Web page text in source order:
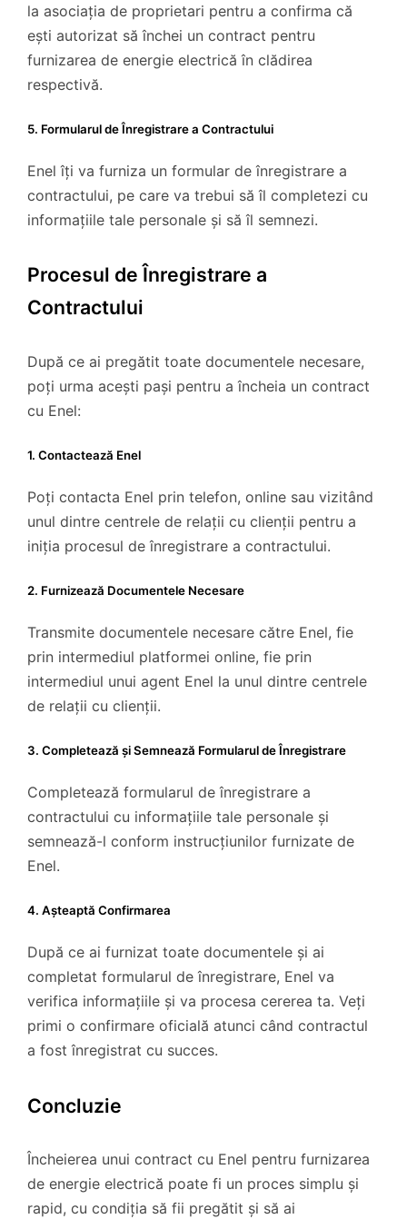
la asociația de proprietari pentru a confirma că
ești autorizat să închei un contract pentru
furnizarea de energie electrică în clădirea
respectivă.
5. Formularul de Înregistrare a Contractului
Enel îți va furniza un formular de înregistrare a
contractului, pe care va trebui să îl completezi cu
informațiile tale personale și să îl semnezi.
Procesul de Înregistrare a
Contractului
După ce ai pregătit toate documentele necesare,
poți urma acești pași pentru a încheia un contract
cu Enel:
1. Contactează Enel
Poți contacta Enel prin telefon, online sau vizitând
unul dintre centrele de relații cu clienții pentru a
iniția procesul de înregistrare a contractului.
2. Furnizează Documentele Necesare
Transmite documentele necesare către Enel, fie
prin intermediul platformei online, fie prin
intermediul unui agent Enel la unul dintre centrele
de relații cu clienții.
3. Completează și Semnează Formularul de Înregistrare
Completează formularul de înregistrare a
contractului cu informațiile tale personale și
semnează-l conform instrucțiunilor furnizate de
Enel.
4. Așteaptă Confirmarea
După ce ai furnizat toate documentele și ai
completat formularul de înregistrare, Enel va
verifica informațiile și va procesa cererea ta. Veți
primi o confirmare oficială atunci când contractul
a fost înregistrat cu succes.
Concluzie
Încheierea unui contract cu Enel pentru furnizarea
de energie electrică poate fi un proces simplu și
rapid, cu condiția să fii pregătit și să ai